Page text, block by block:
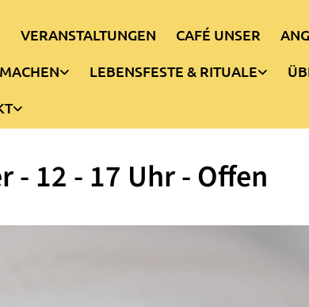
VERANSTALTUNGEN CAFÉ UNSER
LEBENSFESTE & RITUALE
- 12 - 17 Uhr - Offen